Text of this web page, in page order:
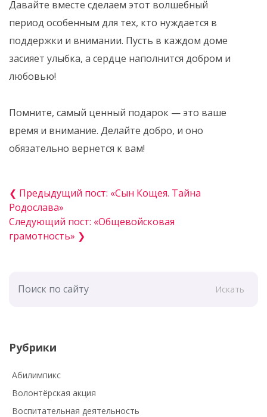
Давайте вместе сделаем этот волшебный
период особенным для тех, кто нуждается в
поддержки и внимании. Пусть в каждом доме
засияет улыбка, а сердце наполнится добром и
любовью!
Помните, самый ценный подарок — это ваше
время и внимание. Делайте добро, и оно
обязательно вернется к вам!
❮ Предыдущий пост: «Сын Кощея. Тайна
Родослава»
Следующий пост: «Общевойсковая
грамотность» ❯
Искать
Рубрики
Абилимпикс
Волонтёрская акция
Воспитательная деятельность